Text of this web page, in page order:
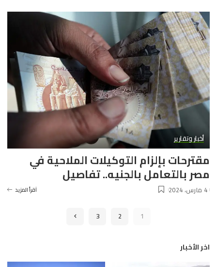
أخبار وتقارير
مقترحات بإلزام التوكيلات الملاحية في
مصر بالتعامل بالجنيه.. تفاصيل
4 مارس، 2024 آقرأ المزيد
1
2
3
اخر الأخبار